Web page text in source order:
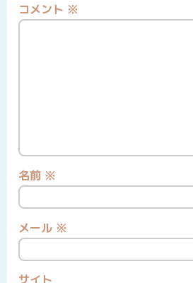
コメント ※
名前 ※
メール ※
サイト